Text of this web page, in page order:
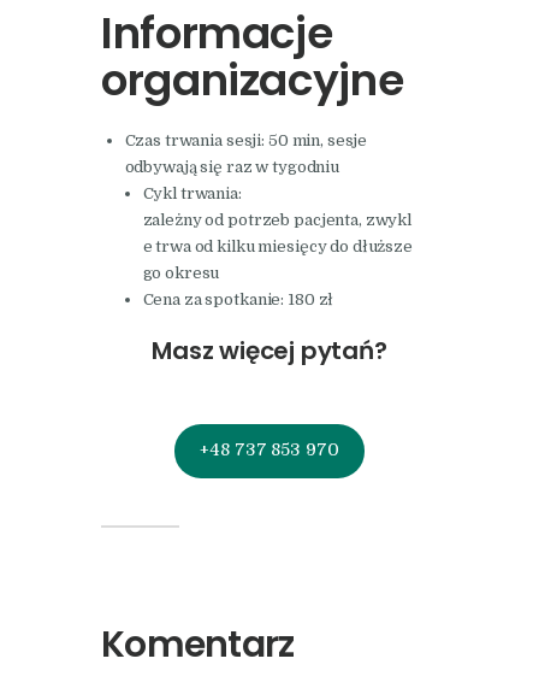
Informacje
organizacyjne
Czas trwania sesji: 50 min, sesje
odbywają się raz w tygodniu
Cykl trwania:
zależny od potrzeb pacjenta, zwykl
e trwa od kilku miesięcy do dłuższe
go okresu
Cena za spotkanie: 180 zł
Masz więcej pytań?
+48 737 853 970
Komentarz